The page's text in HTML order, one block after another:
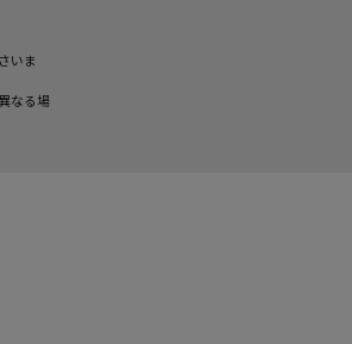
いま
なる場